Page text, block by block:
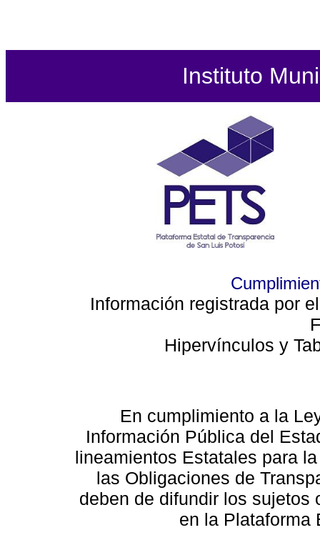
Instituto
Información registrada por
Hipervínculos y
En cumplimiento a la
Información Pública del
lineamientos Estatales para
las Obligaciones de
deben de difundir los sujetos
en la Plataforma